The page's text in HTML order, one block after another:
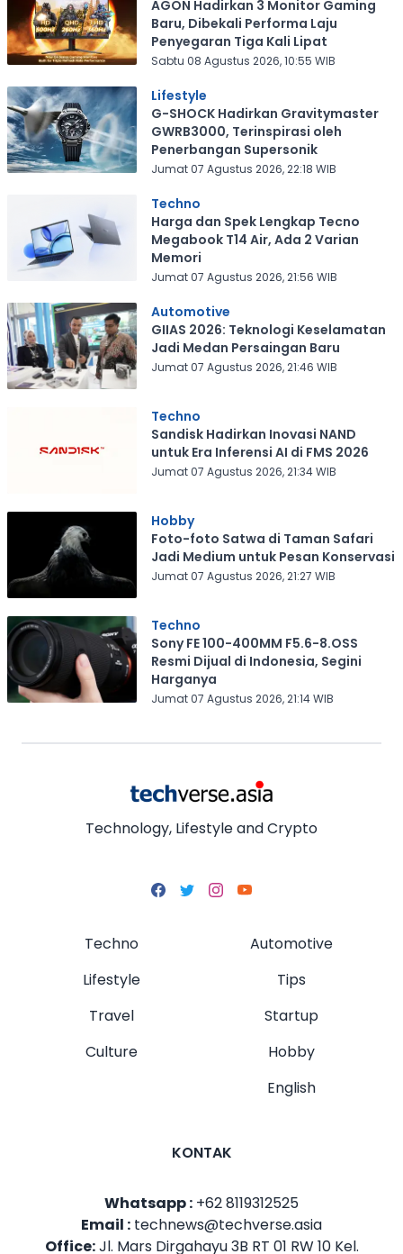
AGON Hadirkan 3 Monitor Gaming
Baru, Dibekali Performa Laju
Penyegaran Tiga Kali Lipat
Sabtu 08 Agustus 2026, 10:55 WIB
Lifestyle
G-SHOCK Hadirkan Gravitymaster
GWRB3000, Terinspirasi oleh
Penerbangan Supersonik
Jumat 07 Agustus 2026, 22:18 WIB
Techno
Harga dan Spek Lengkap Tecno
Megabook T14 Air, Ada 2 Varian
Memori
Jumat 07 Agustus 2026, 21:56 WIB
Automotive
GIIAS 2026: Teknologi Keselamatan
Jadi Medan Persaingan Baru
Jumat 07 Agustus 2026, 21:46 WIB
Techno
Sandisk Hadirkan Inovasi NAND
untuk Era Inferensi AI di FMS 2026
Jumat 07 Agustus 2026, 21:34 WIB
Hobby
Foto-foto Satwa di Taman Safari
Jadi Medium untuk Pesan Konservasi
Jumat 07 Agustus 2026, 21:27 WIB
Techno
Sony FE 100-400MM F5.6-8.OSS
Resmi Dijual di Indonesia, Segini
Harganya
Jumat 07 Agustus 2026, 21:14 WIB
Technology, Lifestyle and Crypto
Techno
Lifestyle
Travel
Culture
Automotive
Tips
Startup
Hobby
English
KONTAK
Whatsapp : +62 8119312525
Email : technews@techverse.asia
Office:Jl. Mars Dirgahayu 3B RT 01 RW 10 Kel.